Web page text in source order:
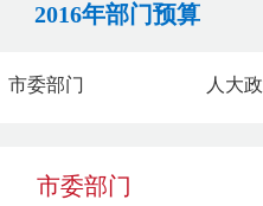
2016年部门预算
市委部门 人大
市委部门